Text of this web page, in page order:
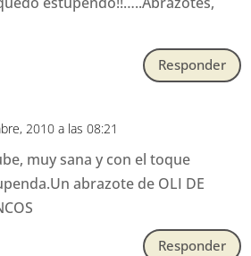
Responder
2010 a las 08:21
muy sana y con el toque
abrazote de OLI DE
Responder